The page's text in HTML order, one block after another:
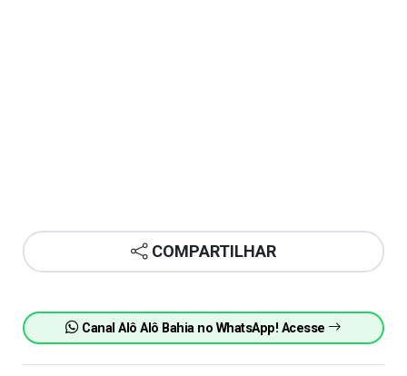
COMPARTILHAR
Canal Alô Alô Bahia no WhatsApp! Acesse